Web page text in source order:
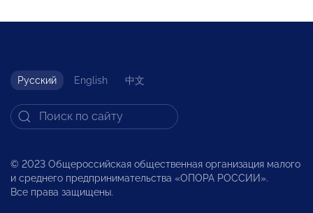
Русский English 中文
© 2023 Общероссийская общественная организация малого
и среднего предпринимательства «ОПОРА РОССИИ».
Все права защищены.